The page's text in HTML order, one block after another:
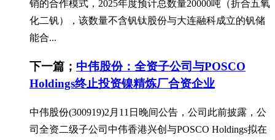
销的合作模式，2025年度预计总数量20000吨（折合五氧
化二钒），该数量不含钒钛股份与大连融科成立的钒储
能合...
下一篇； 中伟股份：全资子公司与POSCO
Holdings终止投资镍精炼厂合资企业
中伟股份(300919)2月11日晚间公告，公司此前披露，公
司全资二级子公司中伟香港兴创与POSCO Holdings拟在